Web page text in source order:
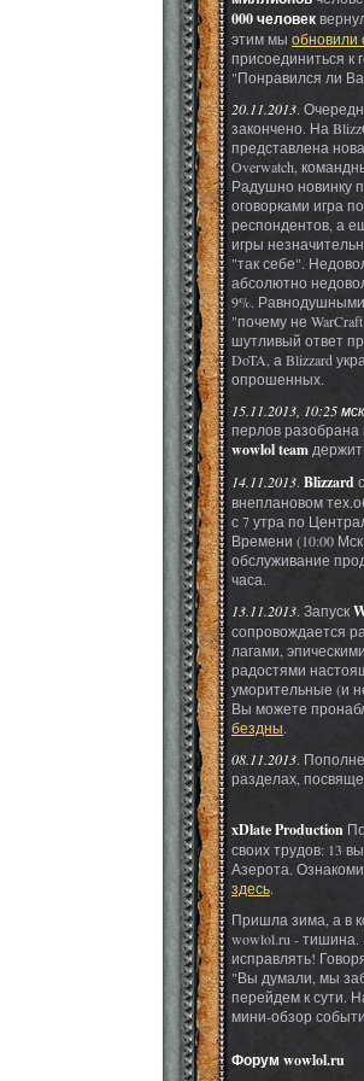
000 человек
этим мы обновили
присоединиться к
"Понравился ли
20.11.2013.
закончено. На
представлена
Overwatch,
Радушно новинку
оговорками игра
респондентов, а
игры
"так себе".
абсолютно
9%.
"почему не
шутливый ответ
DoTA, а Blizzard
опрошенных.
15.11.2013, 10:25 мск
перлов разобрана
wowlol team
14.11.2013. Blizzard
внеплановом
с 7 утра по
Времени (10:00
обслуживание
часа.
13.11.2013. Запуск
сопровождается
лагами,
радостями
уморительные (и
Вы можете
бездны.
08.11.2013.
разделах,
xDlate Production
своих трудов: 13
Азерота.
здесь.
Пришла зима, а в
wowlol.ru -
исправлять!
"Вы думали, мы
перейдем к сути.
мини-обзор
Форум wowlol.ru